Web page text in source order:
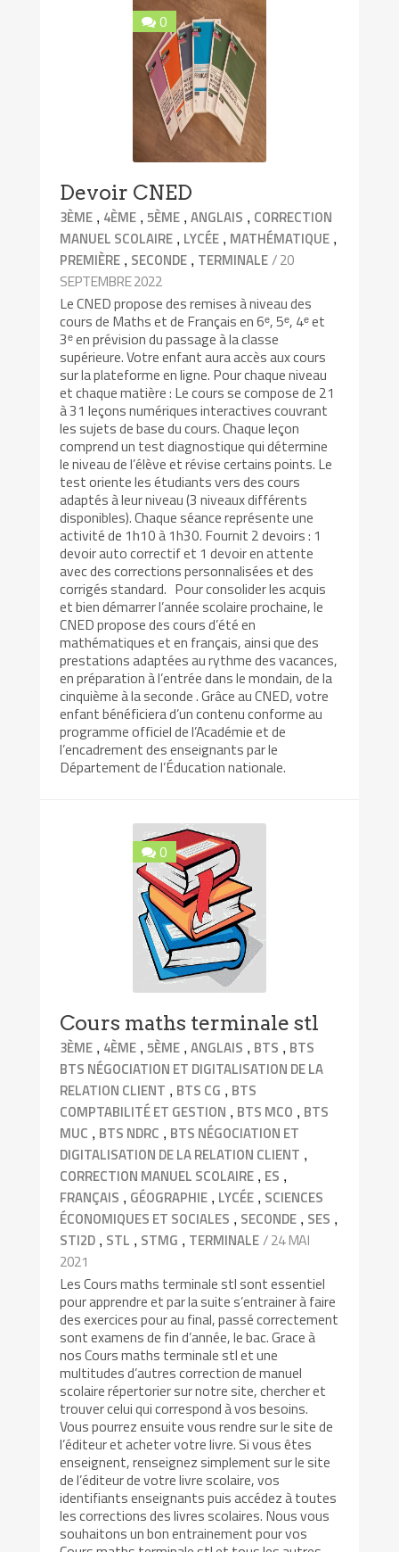
0
Devoir CNED
3ÈME , 4ÈME ,5ÈME ,ANGLAIS , CORRECTION
MANUEL SCOLAIRE , LYCÉE , MATHÉMATIQUE ,
PREMIÈRE , SECONDE , TERMINALE/ 20
SEPTEMBRE 2022
Le CNED propose des remises à niveau des
cours de Maths et de Français en 6ᵉ, 5ᵉ, 4ᵉ et
3ᵉ en prévision du passage à la classe
supérieure. Votre enfant aura accès aux cours
sur la plateforme en ligne. Pour chaque niveau
et chaque matière : Le cours se compose de 21
à 31 leçons numériques interactives couvrant
les sujets de base du cours. Chaque leçon
comprend un test diagnostique qui détermine
le niveau de l’élève et révise certains points. Le
test oriente les étudiants vers des cours
adaptés à leur niveau (3 niveaux différents
disponibles). Chaque séance représente une
activité de 1h10 à 1h30. Fournit 2 devoirs : 1
devoir auto correctif et 1 devoir en attente
avec des corrections personnalisées et des
corrigés standard. Pour consolider les acquis
et bien démarrer l’année scolaire prochaine, le
CNED propose des cours d’été en
mathématiques et en français, ainsi que des
prestations adaptées au rythme des vacances,
en préparation à l’entrée dans le mondain, de la
cinquième à la seconde . Grâce au CNED, votre
enfant bénéficiera d’un contenu conforme au
programme officiel de l’Académie et de
l’encadrement des enseignants par le
Département de l’Éducation nationale.
0
Cours maths terminale stl
3ÈME , 4ÈME ,5ÈME ,ANGLAIS , BTS , BTS
BTS NÉGOCIATION ET DIGITALISATION DE LA
RELATION CLIENT , BTS CG , BTS
COMPTABILITÉ ET GESTION , BTS MCO , BTS
MUC , BTS NDRC , BTS NÉGOCIATION ET
DIGITALISATION DE LA RELATION CLIENT ,
CORRECTION MANUEL SCOLAIRE , ES ,
FRANÇAIS , GÉOGRAPHIE , LYCÉE , SCIENCES
ÉCONOMIQUES ET SOCIALES , SECONDE , SES ,
STI2D , STL , STMG , TERMINALE/ 24 MAI
2021
Les Cours maths terminale stl sont essentiel
pour apprendre et par la suite s’entrainer à faire
des exercices pour au final, passé correctement
sont examens de fin d’année, le bac. Grace à
nos Cours maths terminale stl et une
multitudes d’autres correction de manuel
scolaire répertorier sur notre site, chercher et
trouver celui qui correspond à vos besoins.
Vous pourrez ensuite vous rendre sur le site de
l’éditeur et acheter votre livre. Si vous êtes
enseignent, renseignez simplement sur le site
de l’éditeur de votre livre scolaire, vos
identifiants enseignants puis accédez à toutes
les corrections des livres scolaires. Nous vous
souhaitons un bon entrainement pour vos